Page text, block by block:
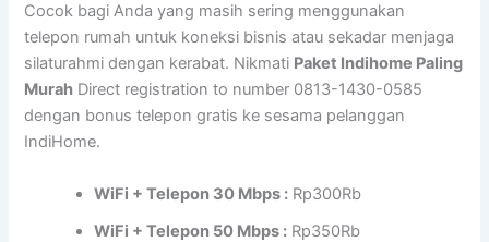
Cocok bagi Anda yang masih sering menggunakan
telepon rumah untuk koneksi bisnis atau sekadar menjaga
silaturahmi dengan kerabat. Nikmati Paket Indihome Paling
Murah Direct registration to number 0813-1430-0585
dengan bonus telepon gratis ke sesama pelanggan
IndiHome.
WiFi + Telepon 30 Mbps : Rp300Rb
WiFi + Telepon 50 Mbps : Rp350Rb